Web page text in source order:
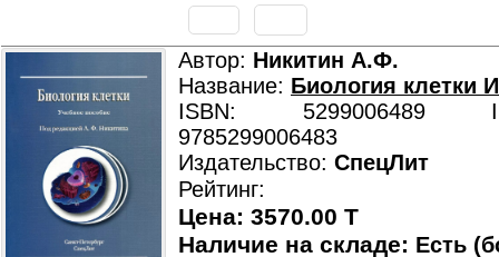
Автор: Никитин А.Ф.
Название: Биология клетки
ISBN: 5299006489
9785299006483
Издательство: СпецЛит
Рейтинг:
Цена: 3570.00 T
Наличие на складе: Есть